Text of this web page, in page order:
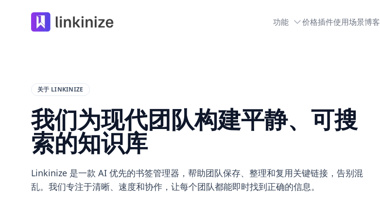
Linkinize 功能 价格插件使用场景博客
关于 LINKINIZE
我们为现代团队构建平静、可搜
索的知识库
Linkinize 是一款 AI 优先的书签管理器，帮助团队保存、整理和复用关键链接，告别混
乱。我们专注于清晰、速度和协作，让每个团队都能即时找到正确的信息。